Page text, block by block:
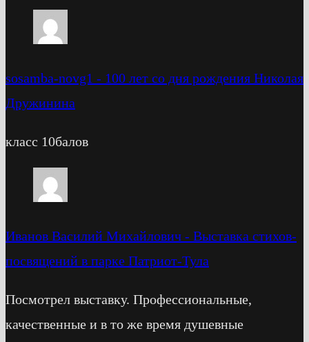
sosamba-novg1 - 100 лет со дня рождения Николая
Дружинина
класс 10балов
Иванов Василий Михайлович - Выставка стихов-
посвящений в парке Патриот-Тула
Посмотрел выставку. Профессиональные,
качественные и в то же время душевные